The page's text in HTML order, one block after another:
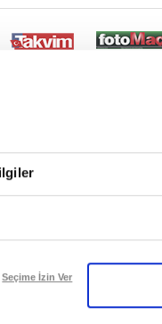
Seçime İzin Ver